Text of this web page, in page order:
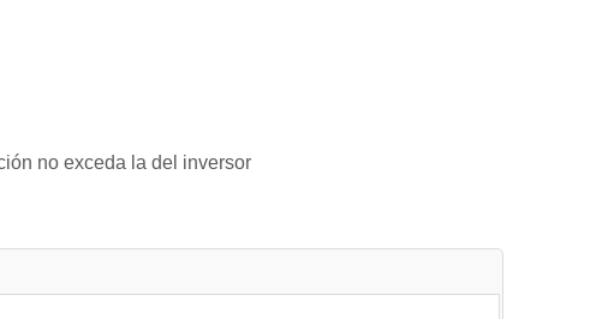
no exceda la del inversor